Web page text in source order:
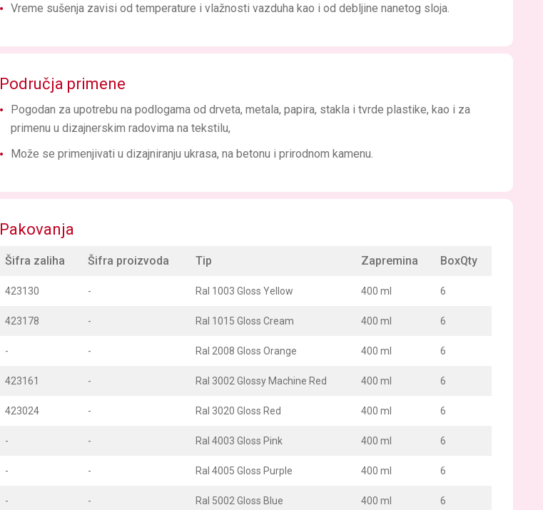
Vreme sušenja zavisi od temperature i vlažnosti vazduha kao i od debljine nanetog sloja.
Područja primene
Pogodan za upotrebu na podlogama od drveta, metala, papira, stakla i tvrde plastike, kao i za
primenu u dizajnerskim radovima na tekstilu,
Može se primenjivati u dizajniranju ukrasa, na betonu i prirodnom kamenu.
Pakovanja
Šifra zaliha Šifra proizvoda Tip Zapremina BoxQty
423130 - Ral 1003 Gloss Yellow 400 ml 6
423178 - Ral 1015 Gloss Cream 400 ml 6
- - Ral 2008 Gloss Orange 400 ml 6
423161 - Ral 3002 Glossy Machine Red 400 ml 6
423024 - Ral 3020 Gloss Red 400 ml 6
- - Ral 4003 Gloss Pink 400 ml 6
- - Ral 4005 Gloss Purple 400 ml 6
- - Ral 5002 Gloss Blue 400 ml 6